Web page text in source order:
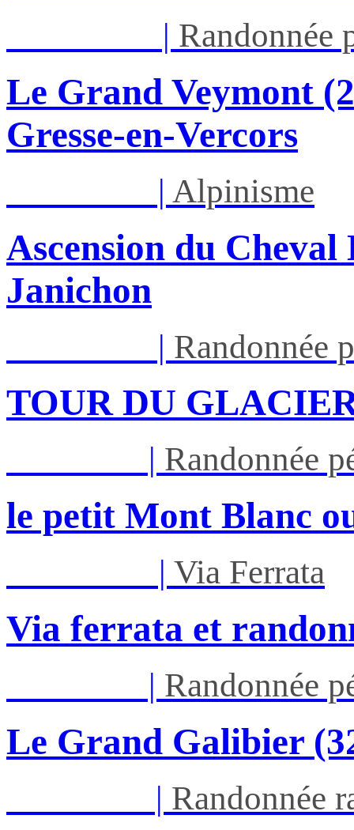
| Randonnée
Le Grand Veymont
Gresse-en-Vercors
| Alpinisme
Ascension du
Janichon
| Randonnée
TOUR DU
| Randonnée
le petit Mont Blanc
| Via Ferrata
Via ferrata et
| Randonnée
Le Grand Galibier
| Randonnée